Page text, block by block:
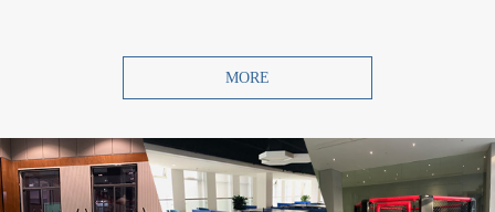
MORE